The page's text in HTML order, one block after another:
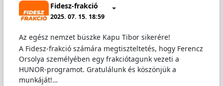
Fidesz-frakció
2025. 07. 15. 18:59
Az egész nemzet büszke Kapu Tibor sikerére!
A Fidesz-frakció számára megtiszteltetés, hogy Ferencz
Orsolya személyében egy frakciótagunk vezeti a
HUNOR-programot. Gratulálunk és köszönjük a
munkáját!…